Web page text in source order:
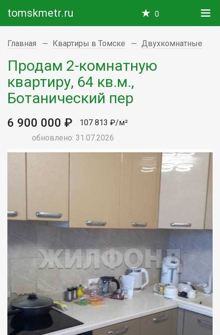
tomskmetr.ru 0
Главная Квартиры в Томске Двухкомнатные
Продам 2-комнатную
квартиру, 64 кв.м.,
Ботанический пер
6 900 000 ₽
107 813 ₽/м²
обновлено: 31.07.2026